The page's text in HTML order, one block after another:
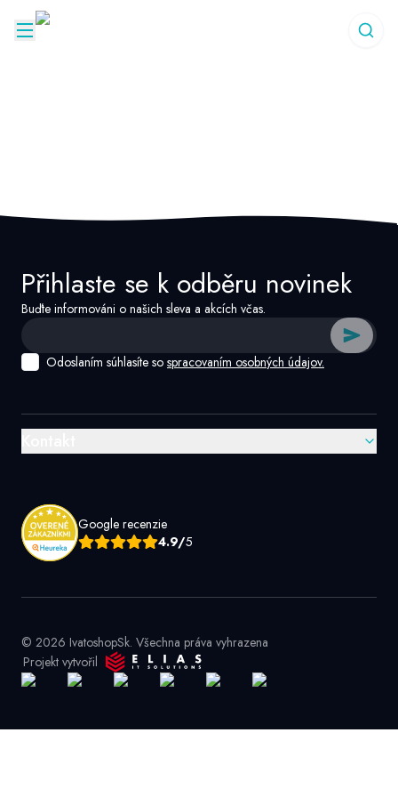
Přihlaste se k odběru novinek
Buďte informováni o našich sleva a akcích včas.
Odoslaním súhlasíte so spracovaním osobných údajov.
Google recenzie
4.9/5
© 2026 IvatoshopSk. Všechna práva vyhrazena
Projekt vytvořil